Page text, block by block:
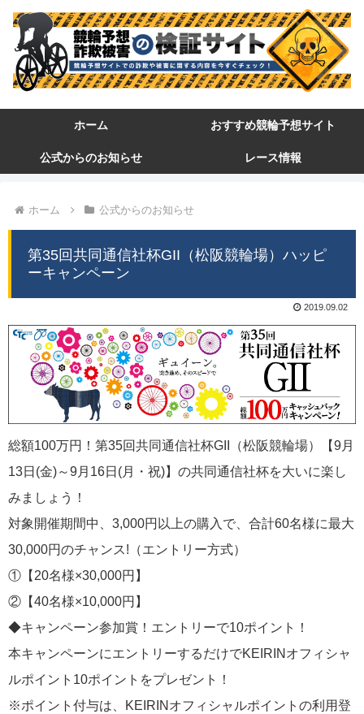
ホーム おすすめ競輪予想サイト
公式からのお知らせ レース情報
ホーム 公式からのお知らせ
第35回共同通信社杯GII（松阪競輪場）ハッピ
ーキャンペーン
2019.09.02
総額100万円！第35回共同通信社杯GII（松阪競輪場）【9月
13日(金)～9月16日(月・祝)】の共同通信社杯を大いに楽し
みましょう！
対象開催期間中、3,000円以上の購入で、合計60名様に最大
30,000円のチャンス!（エントリー方式）
①【20名様×30,000円】
②【40名様×10,000円】
◆キャンペーン参加賞！エントリーで10ポイント！
本キャンペーンにエントリーするだけでKEIRINオフィシャ
ルポイント10ポイントをプレゼント！
※ポイント付与は、KEIRINオフィシャルポイントの利用登